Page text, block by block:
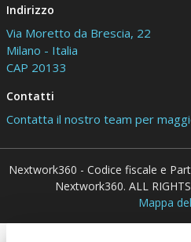
Indirizzo
Via Moretto da Brescia, 22
Milano - Italia
CAP 20133
Contatti
Contatta il nostro team per
Nextwork360 - Codice fiscale e
Nextwork360. ALL RIGHTS
Mappa